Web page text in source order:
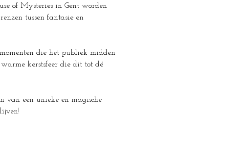
of Mysteries in Gent worden
tussen fantasie en
die het publiek midden
kerstsfeer die dit tot dé
van een unieke en magische